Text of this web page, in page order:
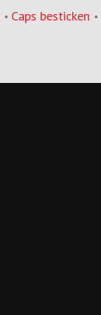
• Caps besticken •